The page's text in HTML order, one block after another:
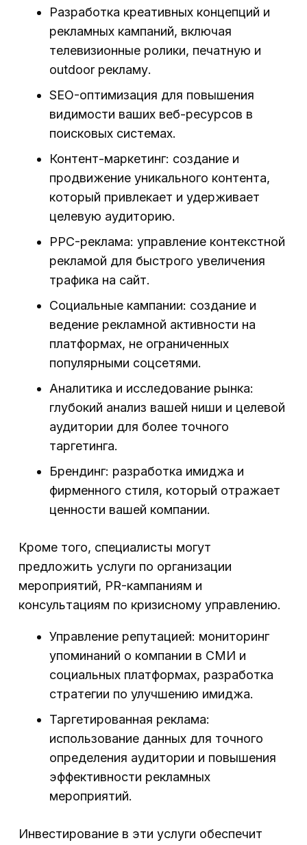
Разработка креативных концепций и
рекламных кампаний, включая
телевизионные ролики, печатную и
outdoor рекламу.
SEO-оптимизация для повышения
видимости ваших веб-ресурсов в
поисковых системах.
Контент-маркетинг: создание и
продвижение уникального контента,
который привлекает и удерживает
целевую аудиторию.
PPC-реклама: управление контекстной
рекламой для быстрого увеличения
трафика на сайт.
Социальные кампании: создание и
ведение рекламной активности на
платформах, не ограниченных
популярными соцсетями.
Аналитика и исследование рынка:
глубокий анализ вашей ниши и целевой
аудитории для более точного
таргетинга.
Брендинг: разработка имиджа и
фирменного стиля, который отражает
ценности вашей компании.
Кроме того, специалисты могут
предложить услуги по организации
мероприятий, PR-кампаниям и
консультациям по кризисному управлению.
Управление репутацией: мониторинг
упоминаний о компании в СМИ и
социальных платформах, разработка
стратегии по улучшению имиджа.
Таргетированная реклама:
использование данных для точного
определения аудитории и повышения
эффективности рекламных
мероприятий.
Инвестирование в эти услуги обеспечит